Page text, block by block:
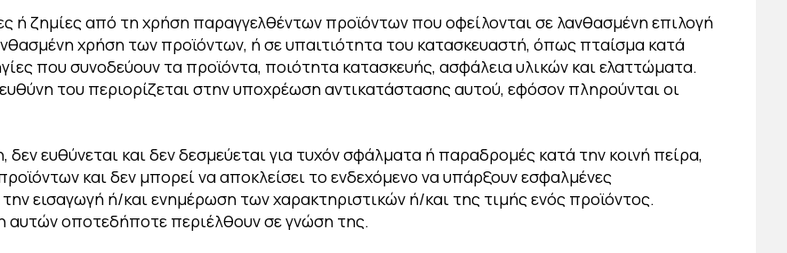
ή ζημίες από τη χρήση παραγγελθέντων προϊόντων που οφείλονται σε λανθασμένη επιλογή
χρήση των προϊόντων, ή σε υπαιτιότητα του κατασκευαστή, όπως πταίσμα κατά
που συνοδεύουν τα προϊόντα, ποιότητα κατασκευής, ασφάλεια υλικών και ελαττώματα.
του περιορίζεται στην υποχρέωση αντικατάστασης αυτού, εφόσον πληρούνται οι
ευθύνεται και δεν δεσμεύεται για τυχόν σφάλματα ή παραδρομές κατά την κοινή πείρα,
και δεν μπορεί να αποκλείσει το ενδεχόμενο να υπάρξουν εσφαλμένες
εισαγωγή ή/και ενημέρωση των χαρακτηριστικών ή/και της τιμής ενός προϊόντος.
αυτών οποτεδήποτε περιέλθουν σε γνώση της.